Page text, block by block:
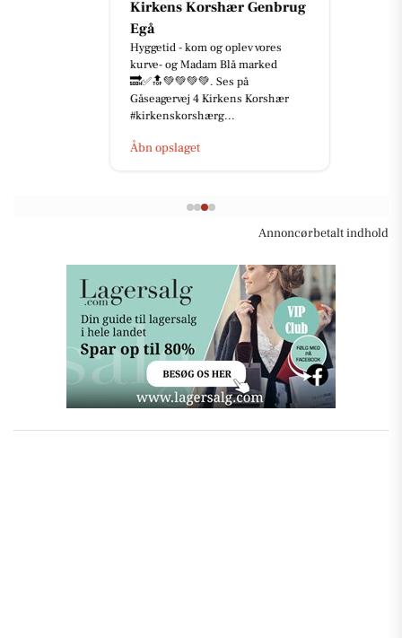
Kirkens Korshær Genbrug
Egå
Hyggetid - kom og oplev vores
kurve- og Madam Blå marked
🔜✅🔝💚💚💚💚. Ses på
Gåseagervej 4 Kirkens Korshær
#kirkenskorshærg...
Åbn opslaget
Annoncørbetalt indhold